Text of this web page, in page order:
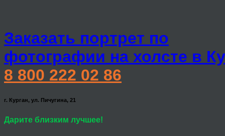
Заказать портрет по
фотографии на холсте в
8 800 222 02 86
г. Курган, ул. Пичугина, 21
Дарите близким лучшее!